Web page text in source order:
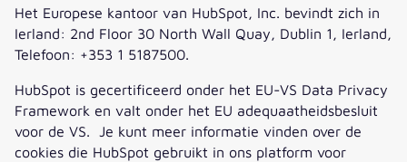
Het Europese kantoor van HubSpot, Inc. bevindt zich in
Ierland: 2nd Floor 30 North Wall Quay, Dublin 1, Ierland,
Telefoon: +353 1 5187500.
HubSpot is gecertificeerd onder het EU-VS Data Privacy
Framework en valt onder het EU adequaatheidsbesluit
voor de VS. Je kunt meer informatie vinden over de
cookies die HubSpot gebruikt in ons platform voor